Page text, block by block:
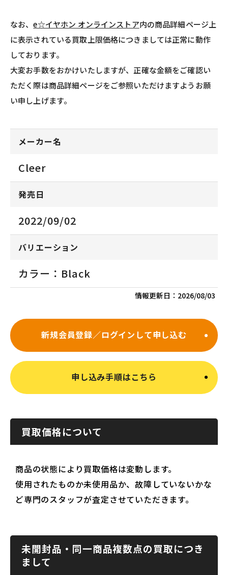
なお、e☆イヤホン オンラインストア内の商品詳細ページ上
に表示されている買取上限価格につきましては正常に動作
しております。
大変お手数をおかけいたしますが、正確な金額をご確認い
ただく際は商品詳細ページをご参照いただけますようお願
い申し上げます。
メーカー名
Cleer
発売日
2022/09/02
バリエーション
カラー：Black
情報更新日： 2026/08/03
新規会員登録／ログインして申し込む
申し込み手順はこちら
買取価格について
商品の状態により買取価格は変動します。
使用されたものか未使用品か、故障していないかな
ど専門のスタッフが査定させていただきます。
未開封品・同一商品複数点の買取につき
まして